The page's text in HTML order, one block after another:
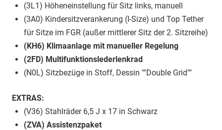
(3L1) Höheneinstellung für Sitz links, manuell
(3A0) Kindersitzverankerung (I-Size) und Top Tether
für Sitze im FGR (außer mittlerer Sitz der 2. Sitzreihe)
(KH6) Klimaanlage mit manueller Regelung
(2FD) Multifunktionslederlenkrad
(N0L) Sitzbezüge in Stoff, Dessin ""Double Grid""
EXTRAS:
(V36) Stahlräder 6,5 J x 17 in Schwarz
(ZVA) Assistenzpaket